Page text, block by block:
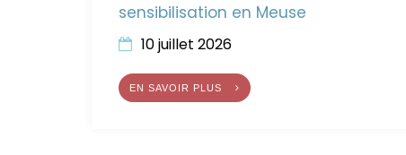
sensibilisation en Meuse
10 juillet 2026
EN SAVOIR PLUS